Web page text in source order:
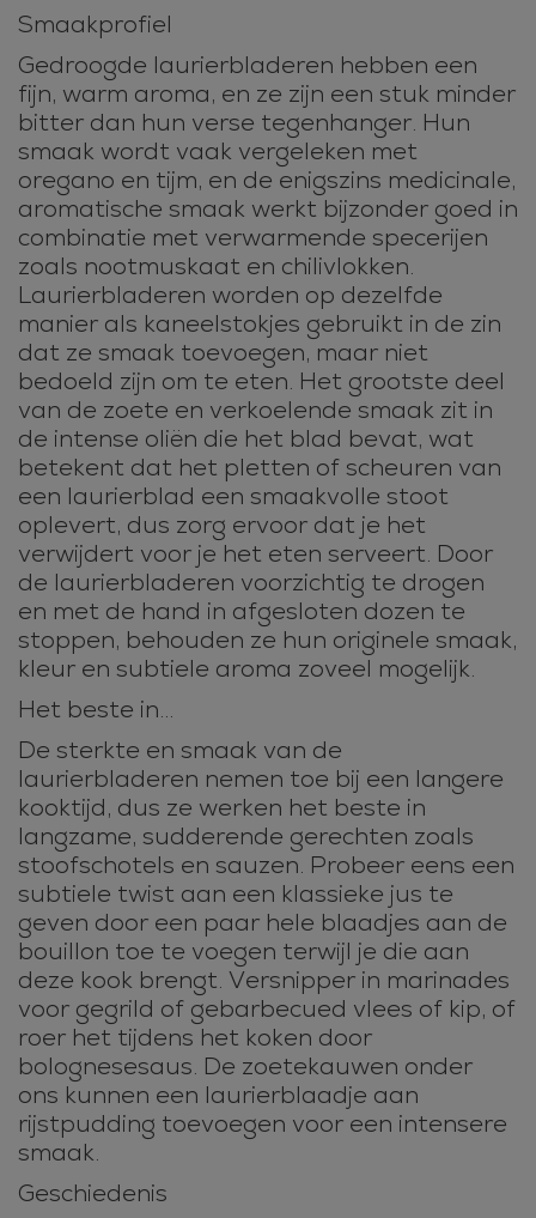
Smaakprofiel
Gedroogde laurierbladeren hebben een
fijn, warm aroma, en ze zijn een stuk minder
bitter dan hun verse tegenhanger. Hun
smaak wordt vaak vergeleken met
oregano en tijm, en de enigszins medicinale,
aromatische smaak werkt bijzonder goed in
combinatie met verwarmende specerijen
zoals nootmuskaat en chilivlokken.
Laurierbladeren worden op dezelfde
manier als kaneelstokjes gebruikt in de zin
dat ze smaak toevoegen, maar niet
bedoeld zijn om te eten. Het grootste deel
van de zoete en verkoelende smaak zit in
de intense oliën die het blad bevat, wat
betekent dat het pletten of scheuren van
een laurierblad een smaakvolle stoot
oplevert, dus zorg ervoor dat je het
verwijdert voor je het eten serveert. Door
de laurierbladeren voorzichtig te drogen
en met de hand in afgesloten dozen te
stoppen, behouden ze hun originele smaak,
kleur en subtiele aroma zoveel mogelijk.
Het beste in...
De sterkte en smaak van de
laurierbladeren nemen toe bij een langere
kooktijd, dus ze werken het beste in
langzame, sudderende gerechten zoals
stoofschotels en sauzen. Probeer eens een
subtiele twist aan een klassieke jus te
geven door een paar hele blaadjes aan de
bouillon toe te voegen terwijl je die aan
deze kook brengt. Versnipper in marinades
voor gegrild of gebarbecued vlees of kip, of
roer het tijdens het koken door
bolognesesaus. De zoetekauwen onder
ons kunnen een laurierblaadje aan
rijstpudding toevoegen voor een intensere
smaak.
Geschiedenis